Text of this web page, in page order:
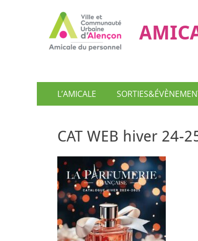
Menu
principal
L’AMICALE
CAT WEB hiver 24-